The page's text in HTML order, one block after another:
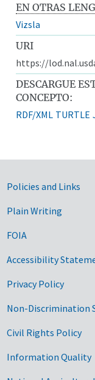
EN OTRAS
Vizsla
URI
https://
DESCARGUE
CONCEPTO:
RDF/XML TURTLE
Policies and Links
Plain Writing
FOIA
Accessibility
Privacy Policy
Non-Discrimination
Civil Rights Policy
Information Quality